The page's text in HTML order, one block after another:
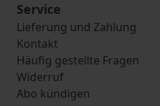
Service
Lieferung und Zahlung
Kontakt
Häufig gestellte Fragen
Widerruf
Abo kündigen